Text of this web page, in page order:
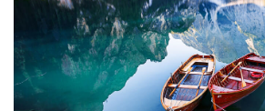
Double Exposure Complete
Entire Collection
Kostenloser